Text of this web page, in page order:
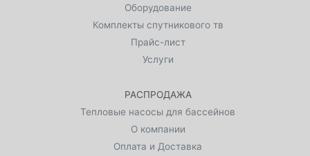
Оборудование
Комплекты спутникового тв
Прайс-лист
Услуги
РАСПРОДАЖА
Тепловые насосы для бассейнов
О компании
Оплата и Доставка